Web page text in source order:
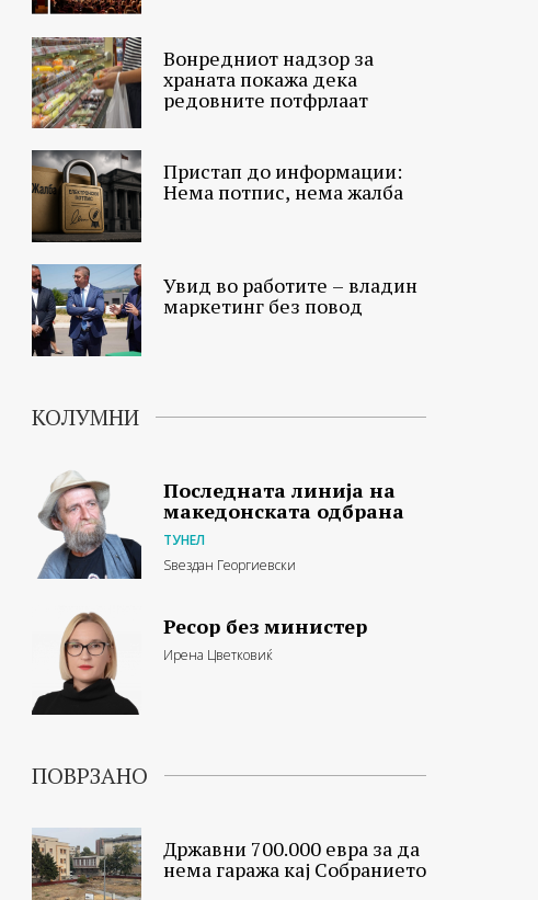
Вонредниот надзор за
храната покажа дека
редовните потфрлаат
Пристап до информации:
Нема потпис, нема жалба
Увид во работите – владин
маркетинг без повод
КОЛУМНИ
Последната линија на
македонската одбрана
ТУНЕЛ
Ѕвездан Георгиевски
Ресор без министер
Ирена Цветковиќ
ПОВРЗАНО
Државни 700.000 евра за да
нема гаража кај Собранието